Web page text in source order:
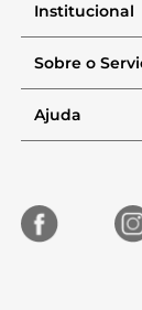
Institucional
Sobre o
Ajuda